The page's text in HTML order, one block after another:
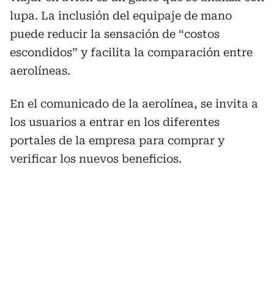
lupa. La inclusión del equipaje de mano
puede reducir la sensación de “costos
escondidos” y facilita la comparación entre
aerolíneas.
En el comunicado de la aerolínea, se invita a
los usuarios a entrar en los diferentes
portales de la empresa para comprar y
verificar los nuevos beneficios.